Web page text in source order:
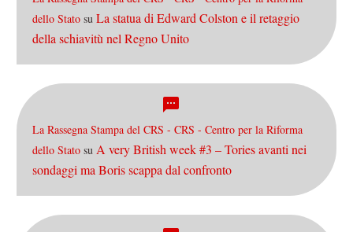
dello Stato su La statua di Edward Colston e il retaggio
della schiavitù nel Regno Unito
La Rassegna Stampa del CRS - CRS - Centro per la Riforma
dello Stato su A very British week #3 – Tories avanti nei
sondaggi ma Boris scappa dal confronto